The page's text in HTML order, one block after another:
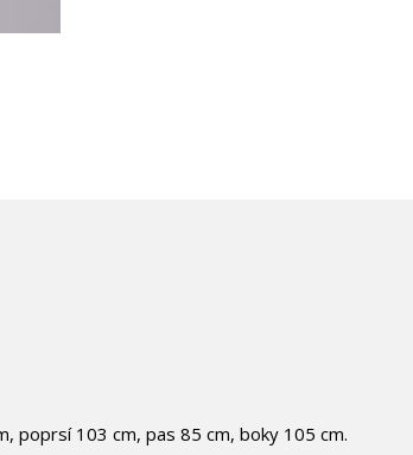
poprsí 103 cm, pas 85 cm, boky 105 cm.